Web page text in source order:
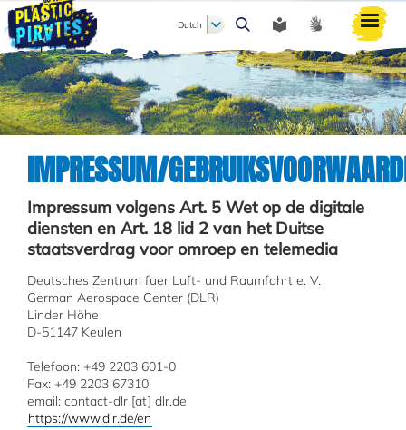
Zoeken
Dutch
IMPRESSUM/
Impressum volgens Art. 5 Wet op de digitale
diensten en Art. 18 lid 2 van het Duitse
staatsverdrag voor omroep en telemedia
Deutsches Zentrum fuer Luft- und Raumfahrt e. V.
German Aerospace Center (DLR)
Linder Höhe
D-51147 Keulen
Telefoon: +49 2203 601-0
Fax: +49 2203 67310
email: contact-dlr [at] dlr.de
https://www.dlr.de/en